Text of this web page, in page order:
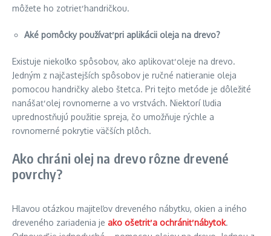
môžete ho zotrieť handričkou.
Aké pomôcky používať pri aplikácii oleja na drevo?
Existuje niekoľko spôsobov, ako aplikovať oleje na drevo.
Jedným z najčastejších spôsobov je ručné natieranie oleja
pomocou handričky alebo štetca. Pri tejto metóde je dôležité
nanášať olej rovnomerne a vo vrstvách. Niektorí ľudia
uprednostňujú použitie spreja, čo umožňuje rýchle a
rovnomerné pokrytie väčších plôch.
Ako chráni olej na drevo rôzne drevené
povrchy?
Hlavou otázkou majiteľov dreveného nábytku, okien a iného
dreveného zariadenia je ako ošetriť a ochrániť nábytok.